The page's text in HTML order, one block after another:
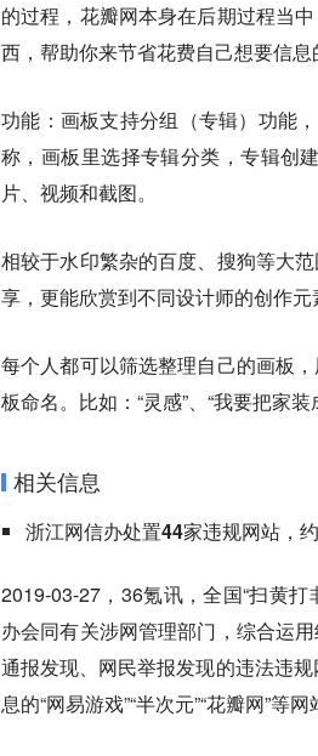
的过程，花瓣网本身在后期过程当
西，帮助你来节省花费自己想要信息
功能：画板支持分组（专辑）功能
称，画板里选择专辑分类，专辑创
片、视频和截图。
相较于水印繁杂的百度、搜狗等大
享，更能欣赏到不同设计师的创作元
每个人都可以筛选整理自己的画板
板命名。比如：“灵感”、“我要把家
相关信息
浙江网信办处置44家违规网站，
2019-03-27，36氪讯，全国“扫黄
办会同有关涉网管理部门，综合运
通报发现、网民举报发现的违法违
息的“网易游戏”“半次元”“花瓣网”等网